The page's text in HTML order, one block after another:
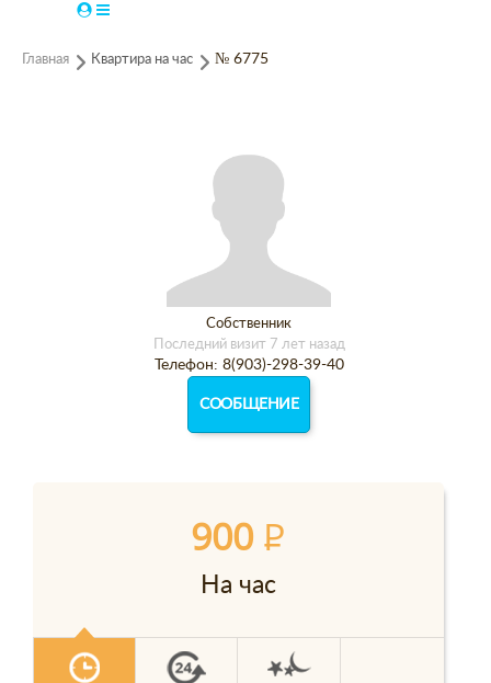
Главная Квартира на час № 6775
Собственник
Последний визит 7 лет назад
Телефон: 8(903)-298-39-40
СООБЩЕНИЕ
900P
На час